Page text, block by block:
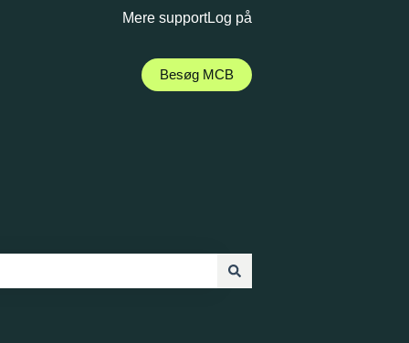
Mere supportLog på
Besøg MCB